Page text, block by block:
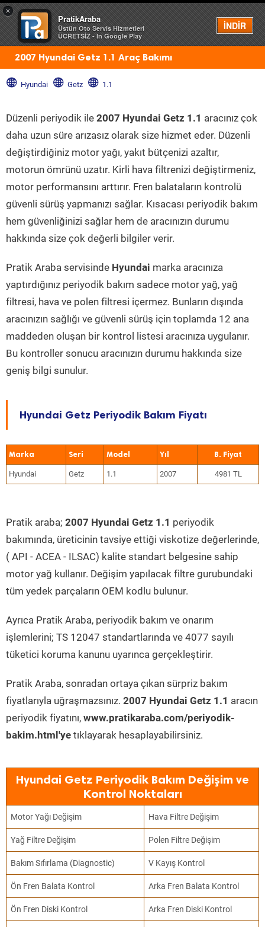
×
PratikAraba
Üstün Oto Servis Hizmetleri
ÜCRETSİZ - In Google Play
İNDİR
Menü
2007 Hyundai Getz 1.1 Araç Bakımı
Hyundai Getz 1.1
Düzenli periyodik ile 2007 Hyundai Getz 1.1 aracınız çok
daha uzun süre arızasız olarak size hizmet eder. Düzenli
değiştirdiğiniz motor yağı, yakıt bütçenizi azaltır,
motorun ömrünü uzatır. Kirli hava filtrenizi değiştirmeniz,
motor performansını arttırır. Fren balataların kontrolü
güvenli sürüş yapmanızı sağlar. Kısacası periyodik bakım
hem güvenliğinizi sağlar hem de aracınızın durumu
hakkında size çok değerli bilgiler verir.
Pratik Araba servisinde Hyundai marka aracınıza
yaptırdığınız periyodik bakım sadece motor yağ, yağ
filtresi, hava ve polen filtresi içermez. Bunların dışında
aracınızın sağlığı ve güvenli sürüş için toplamda 12 ana
maddeden oluşan bir kontrol listesi aracınıza uygulanır.
Bu kontroller sonucu aracınızın durumu hakkında size
geniş bilgi sunulur.
Hyundai Getz Periyodik Bakım Fiyatı
Marka Seri Model Yıl
Hyundai Getz 1.1 2007 4981 TL
Pratik araba; 2007 Hyundai Getz 1.1 periyodik
bakımında, üreticinin tavsiye ettiği viskotize değerlerinde,
( API - ACEA - ILSAC) kalite standart belgesine sahip
motor yağ kullanır. Değişim yapılacak filtre gurubundaki
tüm yedek parçaların OEM kodlu bulunur.
Ayrıca Pratik Araba, periyodik bakım ve onarım
işlemlerini; TS 12047 standartlarında ve 4077 sayılı
tüketici koruma kanunu uyarınca gerçekleştirir.
Pratik Araba, sonradan ortaya çıkan sürpriz bakım
fiyatlarıyla uğraşmazsınız. 2007 Hyundai Getz 1.1 aracın
periyodik fiyatını, www.pratikaraba.com/periyodik-
bakim.html'ye tıklayarak hesaplayabilirsiniz.
Hyundai Getz Periyodik Bakım Değişim ve
Kontrol Noktaları
Motor Yağı Değişim Hava Filtre Değişim
Yağ Filtre Değişim Polen Filtre Değişim
Bakım Sıfırlama (Diagnostic) V Kayış Kontrol
Ön Fren Balata Kontrol Arka Fren Balata Kontrol
Ön Fren Diski Kontrol Arka Fren Diski Kontrol